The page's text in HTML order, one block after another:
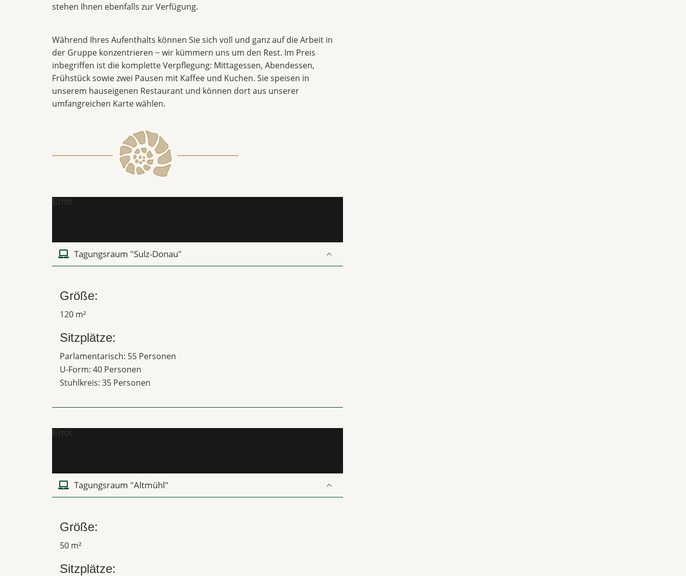
stehen Ihnen ebenfalls zur Verfügung.
Während Ihres Aufenthalts können Sie sich voll und ganz auf die Arbeit in
der Gruppe konzentrieren − wir kümmern uns um den Rest. Im Preis
inbegriffen ist die komplette Verpflegung: Mittagessen, Abendessen,
Frühstück sowie zwei Pausen mit Kaffee und Kuchen. Sie speisen in
unserem hauseigenen Restaurant und können dort aus unserer
umfangreichen Karte wählen.
Error
Tagungsraum "Sulz-Donau"
Größe:
120 m²
Sitzplätze:
Parlamentarisch: 55 Personen
U-Form: 40 Personen
Stuhlkreis: 35 Personen
Error
Tagungsraum "Altmühl"
Größe:
50 m²
Sitzplätze: